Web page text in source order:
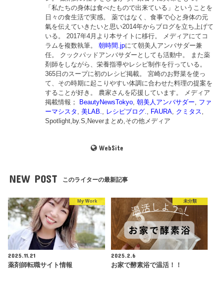
「私たちの身体は食べたもので出来ている」ということを
日々の食生活で実感。 薬ではなく、食事で心と身体の元
氣を伝えていきたいと思い2014年からブログを立ち上げて
いる。 2017年4月より本サイトに移行。 メディアにてコ
ラムを複数執筆。朝時間.jpにて朝美人アンバサダー兼
任。 クックパッドアンバサダーとしても活動中。 また薬
剤師をしながら、栄養指導やレシピ制作を行っている。
365日のスープに初のレシピ掲載。 宮崎のお野菜を使っ
て、その時期に起こりやすい体調に合わせた料理の提案を
することが好き。 農家さんを応援しています。 メディア
掲載情報； BeautyNewsTokyo ,朝美人アンバサダー
ファ
ーマシスタ
,美LAB. レシピブログ. FAURA クミタス
Spotlight,by.S,Neverまとめ,その他メディア
WebSite
NEW POST このライターの最新記事
My Work
2025.11.21
薬剤師転職サイト情報
未分類
2025.2.6
お家で酵素浴で温活！！